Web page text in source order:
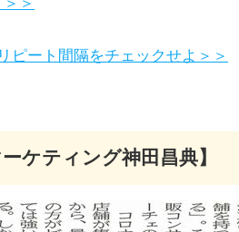
ピート間隔をチェックせよ＞＞
ケティング神田昌典】